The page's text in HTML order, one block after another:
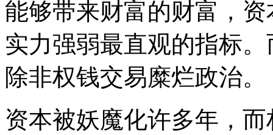
能够带来财富的财富，
实力强弱最直观的指标
除非权钱交易糜烂政治。
资本被妖魔化许多年，